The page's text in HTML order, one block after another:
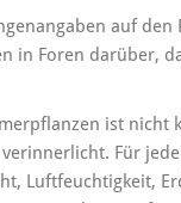
auf
in Foren darüber,
ist
Für
Luftfeuchtigkeit,